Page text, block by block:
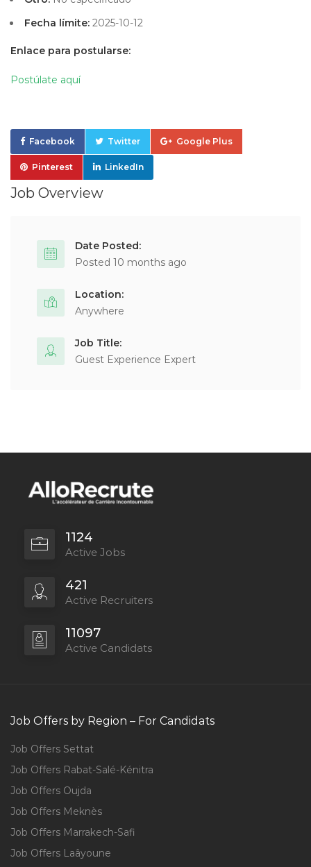
Fecha límite: 2025-10-12
Enlace para postularse:
Postúlate aquí
Facebook Twitter Google Plus
Pinterest LinkedIn
Job Overview
Date Posted:
Posted 10 months ago
Location:
Anywhere
Job Title:
Guest Experience Expert
1124
Active Jobs
421
Active Recruiters
11097
Active Candidats
Job Offers by Region – For Candidats
Job Offers Settat
Job Offers Rabat-Salé-Kénitra
Job Offers Oujda
Job Offers Meknès
Job Offers Marrakech-Safi
Job Offers Laâyoune